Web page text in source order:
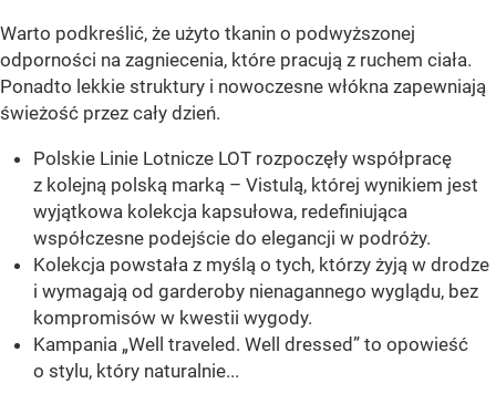
Warto podkreślić, że użyto tkanin o podwyższonej
odporności na zagniecenia, które pracują z ruchem ciała.
Ponadto lekkie struktury i nowoczesne włókna zapewniają
świeżość przez cały dzień.
Polskie Linie Lotnicze LOT rozpoczęły współpracę
z kolejną polską marką – Vistulą, której wynikiem jest
wyjątkowa kolekcja kapsułowa, redefiniująca
współczesne podejście do elegancji w podróży.
Kolekcja powstała z myślą o tych, którzy żyją w drodze
i wymagają od garderoby nienagannego wyglądu, bez
kompromisów w kwestii wygody.
Kampania „Well traveled. Well dressed” to opowieść
o stylu, który naturalnie...